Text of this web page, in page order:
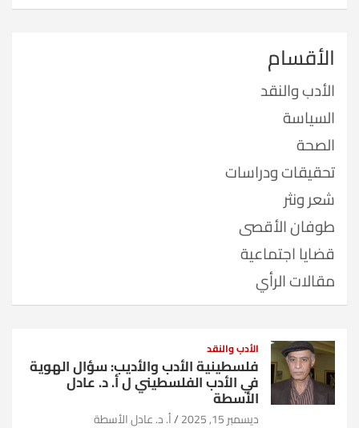
الأقسام
الأدب والنقد
السياسة
الصحة
تحقيقات ودراسات
شعر ونثر
طوفان الأقصى
قضايا اجتماعية
مقالات الرأي
الأدب والنقد
فلسطينية الأدب والأديب: سؤال الهوية
في الأدب الفلسطيني ل أ. د. عادل
الأسطة
ديسمبر 15, 2025 أ. د. عادل الأسطة